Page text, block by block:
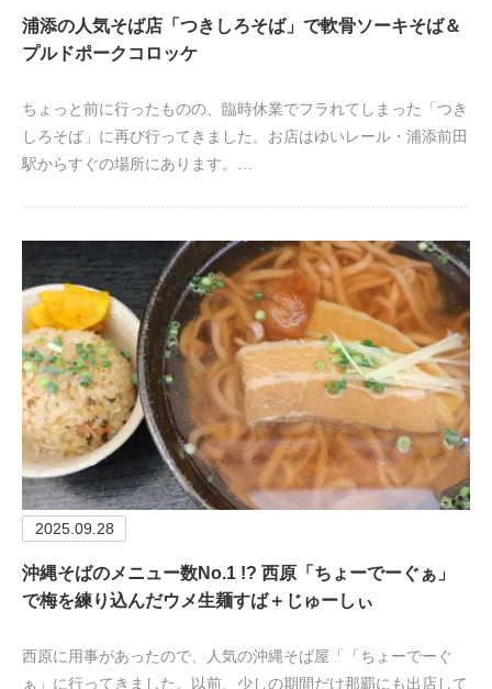
浦添の人気そば店「つきしろそば」で軟骨ソーキそば＆
プルドポークコロッケ
ちょっと前に行ったものの、臨時休業でフラれてしまった「つき
しろそば」に再び行ってきました。お店はゆいレール・浦添前田
駅からすぐの場所にあります。…
2025.09.28
沖縄そばのメニュー数No.1 !? 西原「ちょーでーぐぁ」
で梅を練り込んだウメ生麺すば＋じゅーしぃ
西原に用事があったので、人気の沖縄そば屋「「ちょーでーぐ
ぁ」に行ってきました。以前、少しの期間だけ那覇にも出店して